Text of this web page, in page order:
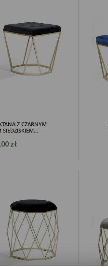
Z CZARNYM
SIEDZISKIEM...
zł